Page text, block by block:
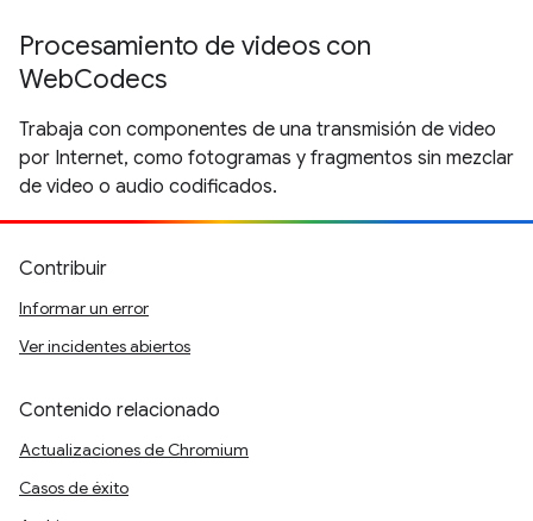
Procesamiento de videos con
WebCodecs
Trabaja con componentes de una transmisión de video
por Internet, como fotogramas y fragmentos sin mezclar
de video o audio codificados.
Contribuir
Informar un error
Ver incidentes abiertos
Contenido relacionado
Actualizaciones de Chromium
Casos de éxito